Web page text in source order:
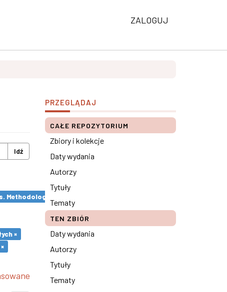
ZALOGUJ
Idź
Methodological remarks ×
×
PRZEGLĄDAJ
CAŁE REPOZYTORIUM
Zbiory i kolekcje
Daty wydania
Autorzy
Tytuły
Tematy
TEN ZBIÓR
Daty wydania
Autorzy
Tytuły
Tematy